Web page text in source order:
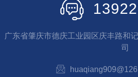
广东省肇庆市德庆工业园区庆丰路和
司